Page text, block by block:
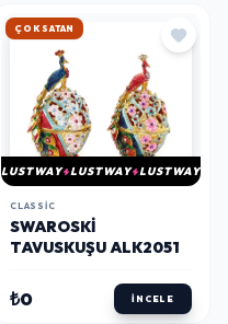
ÇOK SATAN
LUSTWAY LUSTWAY LUSTWAY
CLASSIC
SWAROSKI
TAVUSKUŞU ALK2051
₺0 İNCELE